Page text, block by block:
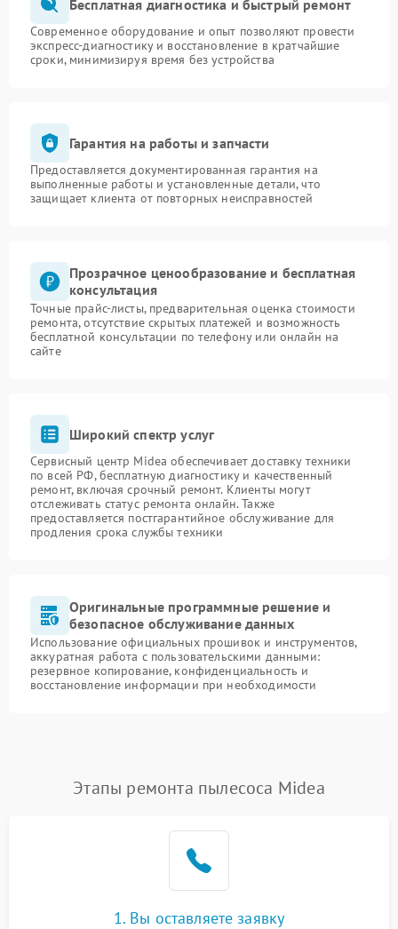
Бесплатная диагностика и быстрый ремонт
Современное оборудование и опыт позволяют провести
экспресс-диагностику и восстановление в кратчайшие
сроки, минимизируя время без устройства
Гарантия на работы и запчасти
Предоставляется документированная гарантия на
выполненные работы и установленные детали, что
защищает клиента от повторных неисправностей
Прозрачное ценообразование и бесплатная
консультация
Точные прайс-листы, предварительная оценка стоимости
ремонта, отсутствие скрытых платежей и возможность
бесплатной консультации по телефону или онлайн на
сайте
Широкий спектр услуг
Сервисный центр Midea обеспечивает доставку техники
по всей РФ, бесплатную диагностику и качественный
ремонт, включая срочный ремонт. Клиенты могут
отслеживать статус ремонта онлайн. Также
предоставляется постгарантийное обслуживание для
продления срока службы техники
Оригинальные программные решение и
безопасное обслуживание данных
Использование официальных прошивок и инструментов,
аккуратная работа с пользовательскими данными:
резервное копирование, конфиденциальность и
восстановление информации при необходимости
Этапы ремонта пылесоса Midea
1. Вы оставляете заявку